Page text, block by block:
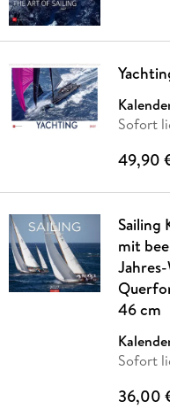
Sofort
49,90
Sailing
mit
46 cm
Sofort
36,00